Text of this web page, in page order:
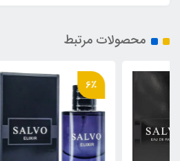
محصولات مرتبط